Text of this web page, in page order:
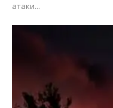
атаки...